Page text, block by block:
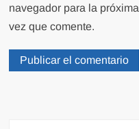
navegador para la próxima
vez que comente.